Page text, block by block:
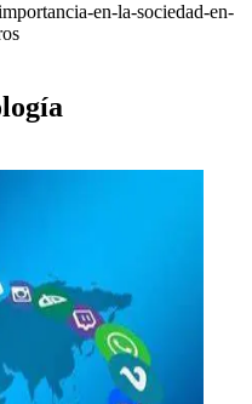
en-la-sociedad-en-